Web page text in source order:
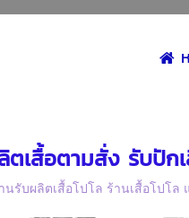
ตเสื้อตามสั่ง รับปั
นรับผลิตเสื้อโปโล ร้านเสื้อโปโล